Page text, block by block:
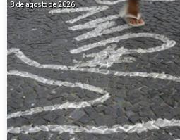
8 de agosto de 2026